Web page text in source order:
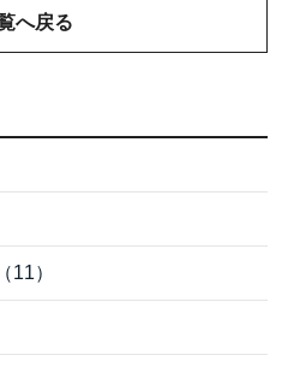
へ戻る
11）